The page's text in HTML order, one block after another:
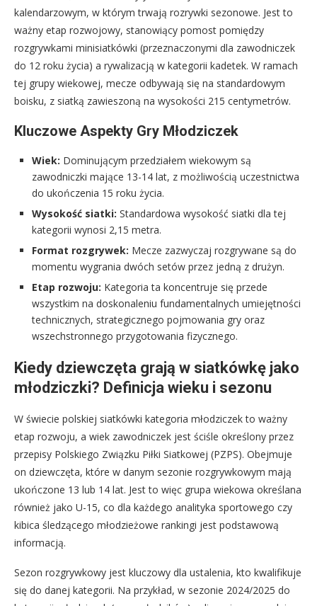
kalendarzowym, w którym trwają rozrywki sezonowe. Jest to
ważny etap rozwojowy, stanowiący pomost pomiędzy
rozgrywkami minisiatkówki (przeznaczonymi dla zawodniczek
do 12 roku życia) a rywalizacją w kategorii kadetek. W ramach
tej grupy wiekowej, mecze odbywają się na standardowym
boisku, z siatką zawieszoną na wysokości 215 centymetrów.
Kluczowe Aspekty Gry Młodziczek
Wiek: Dominującym przedziałem wiekowym są
zawodniczki mające 13-14 lat, z możliwością uczestnictwa
do ukończenia 15 roku życia.
Wysokość siatki: Standardowa wysokość siatki dla tej
kategorii wynosi 2,15 metra.
Format rozgrywek: Mecze zazwyczaj rozgrywane są do
momentu wygrania dwóch setów przez jedną z drużyn.
Etap rozwoju: Kategoria ta koncentruje się przede
wszystkim na doskonaleniu fundamentalnych umiejętności
technicznych, strategicznego pojmowania gry oraz
wszechstronnego przygotowania fizycznego.
Kiedy dziewczęta grają w siatkówkę jako
młodziczki? Definicja wieku i sezonu
W świecie polskiej siatkówki kategoria młodziczek to ważny
etap rozwoju, a wiek zawodniczek jest ściśle określony przez
przepisy Polskiego Związku Piłki Siatkowej (PZPS). Obejmuje
on dziewczęta, które w danym sezonie rozgrywkowym mają
ukończone 13 lub 14 lat. Jest to więc grupa wiekowa określana
również jako U-15, co dla każdego analityka sportowego czy
kibica śledzącego młodzieżowe rankingi jest podstawową
informacją.
Sezon rozgrywkowy jest kluczowy dla ustalenia, kto kwalifikuje
się do danej kategorii. Na przykład, w sezonie 2024/2025 do